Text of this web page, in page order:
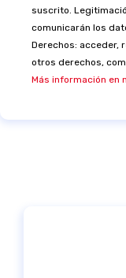
suscrito.
comunicarán los
Derechos: acceder,
otros derechos,
Más información en